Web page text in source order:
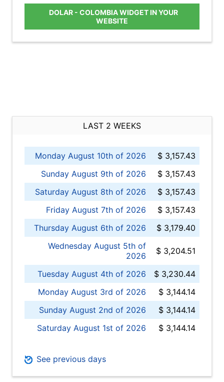
DOLAR - COLOMBIA WIDGET IN YOUR
WEBSITE
LAST 2 WEEKS
Monday August 10th of 2026
$ 3,157.43
Sunday August 9th of 2026
$ 3,157.43
Saturday August 8th of 2026
$ 3,157.43
Friday August 7th of 2026
$ 3,157.43
Thursday August 6th of 2026
$ 3,179.40
Wednesday August 5th of
2026
$ 3,204.51
Tuesday August 4th of 2026
$ 3,230.44
Monday August 3rd of 2026
$ 3,144.14
Sunday August 2nd of 2026
$ 3,144.14
Saturday August 1st of 2026
$ 3,144.14
See previous days